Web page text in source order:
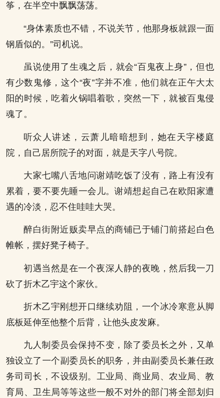
筝，在半空中飘飘荡荡。
“身体素质也不错，不说关节，他那身板就跟一面
钢盾似的。”司机说。
虽说使用了生魂之后，就会“百鬼夜上身”，但也
有少数鬼修，这个“夜”字并不准，他们就在正午大太
阳的时候，吃着火锅唱着歌，突然一下，就被百鬼侵
魂了。
听众人讲述，云萧儿暗暗想到，她在天字楼庭
院，自己居所院子的对面，就是天字八号院。
大家七嘴八舌地问谢靖吃饭了没有，路上有没有
累着，要不要先睡一会儿。谢靖想起自己在欧阳家遭
遇的冷淡，忍不住哇哇大哭。
醉白街附近贩卖早点的商铺已于铺门前搭起白色
帷帐，摆好凳子椅子。
初遇当然是在一个夜深人静的夜晚，然后我一刀
砍了折木乙宇这个家伙。
折木乙宇刚想开口继续劝阻，一个冰冷寒意从脚
底板延伸至他整个后背，让他头皮发麻。
九人制委员会保持不变，除了委员长之外，又单
独设立了一个副委员长的职务，并由副委员长兼任政
务司司长，不设级别。工业局、商业局、农业局、教
育局、卫生局等等这些一般不对外的部门将全部划归